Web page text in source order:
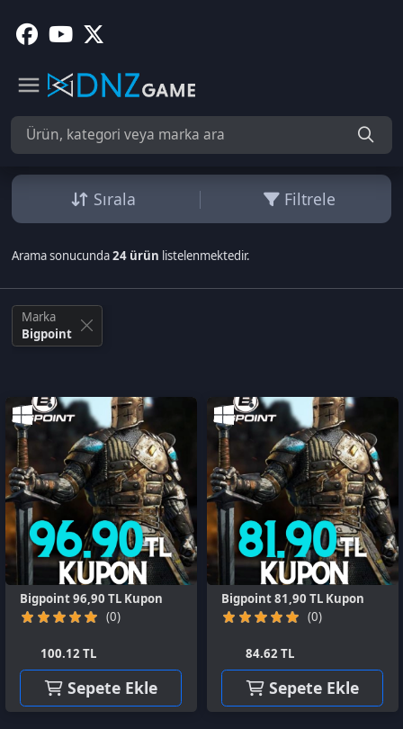
Sırala Filtrele
Marka
Bigpoint
Bigpoint 96,90 TL Kupon
(0)
100.12 TL
Sepete Ekle
Bigpoint 81,90 TL Kupon
(0)
84.62 TL
Sepete Ekle